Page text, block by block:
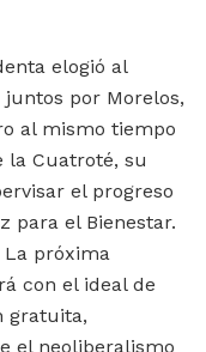
elogió al
por Morelos,
al mismo tiempo
Cuatroté, su
el progreso
para el Bienestar.
La próxima
con el ideal de
gratuita,
el neoliberalismo